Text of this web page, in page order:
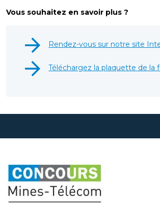
Vous souhaitez en savoir plus ?
Rendez-vous sur notre site
Téléchargez la plaquette de la